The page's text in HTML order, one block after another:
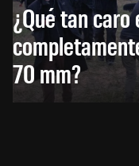
¿Qué tan
70 mm?